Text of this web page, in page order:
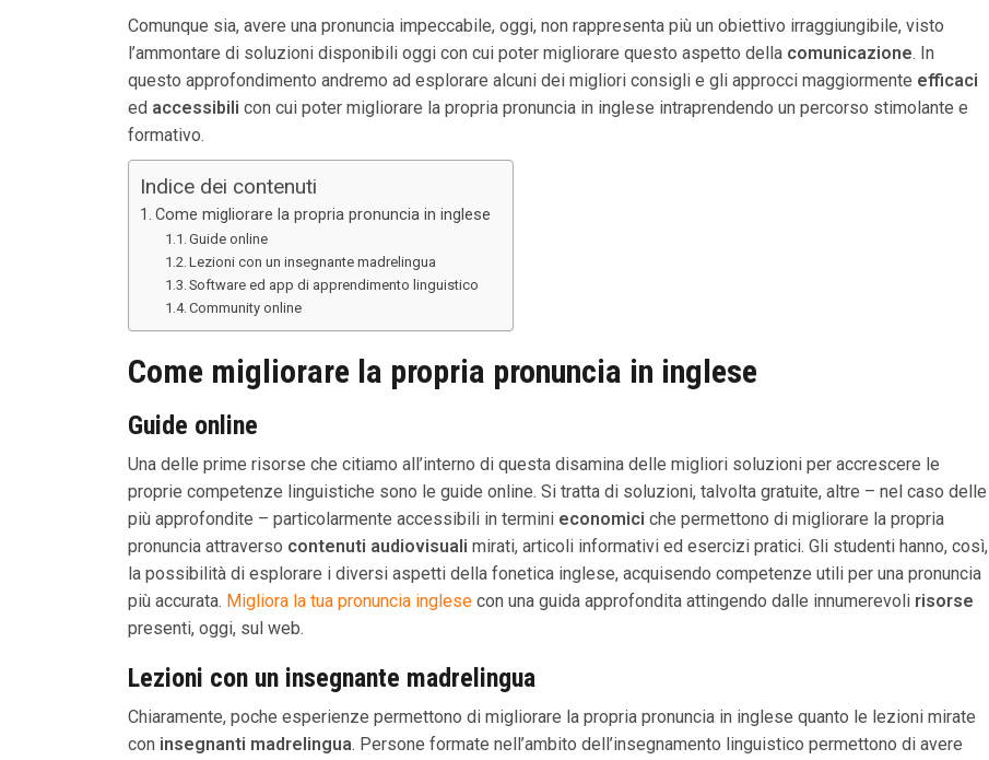
Comunque sia, avere una pronuncia impeccabile, oggi, non rappresenta più un obiettivo irraggiungibile, visto
l’ammontare di soluzioni disponibili oggi con cui poter migliorare questo aspetto della comunicazione. In
questo approfondimento andremo ad esplorare alcuni dei migliori consigli e gli approcci maggiormente efficaci
ed accessibili con cui poter migliorare la propria pronuncia in inglese intraprendendo un percorso stimolante e
formativo.
Indice dei contenuti
Come migliorare la propria pronuncia in inglese
Guide online
Lezioni con un insegnante madrelingua
Software ed app di apprendimento linguistico
Community online
Come migliorare la propria pronuncia in inglese
Guide online
Una delle prime risorse che citiamo all’interno di questa disamina delle migliori soluzioni per accrescere le
proprie competenze linguistiche sono le guide online. Si tratta di soluzioni, talvolta gratuite, altre – nel caso delle
più approfondite – particolarmente accessibili in termini economici che permettono di migliorare la propria
pronuncia attraverso contenuti audiovisuali mirati, articoli informativi ed esercizi pratici. Gli studenti hanno, così,
la possibilità di esplorare i diversi aspetti della fonetica inglese, acquisendo competenze utili per una pronuncia
più accurata. Migliora la tua pronuncia inglese con una guida approfondita attingendo dalle innumerevoli risorse
presenti, oggi, sul web.
Lezioni con un insegnante madrelingua
Chiaramente, poche esperienze permettono di migliorare la propria pronuncia in inglese quanto le lezioni mirate
con insegnanti madrelingua. Persone formate nell’ambito dell’insegnamento linguistico permettono di avere